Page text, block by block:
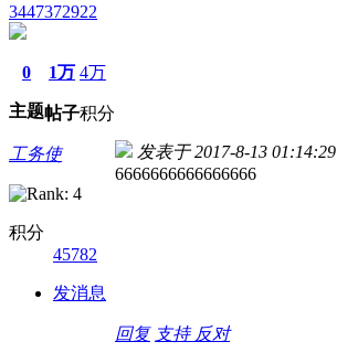
3447372922
0
主题
1万
帖子
4万
积分
工务使
积分
45782
发消息
发表于 2017-8-13 01:14:29
6666666666666666
回复 支持 反对